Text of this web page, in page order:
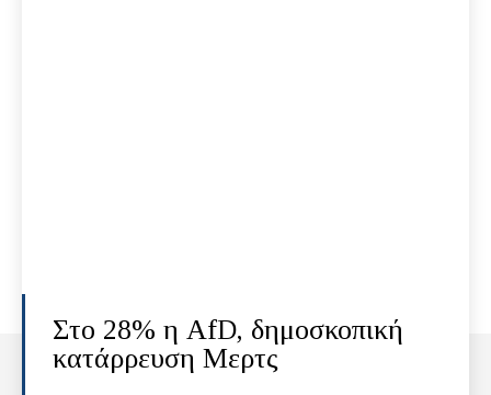
Στο 28% η AfD, δημοσκοπική
κατάρρευση Μερτς